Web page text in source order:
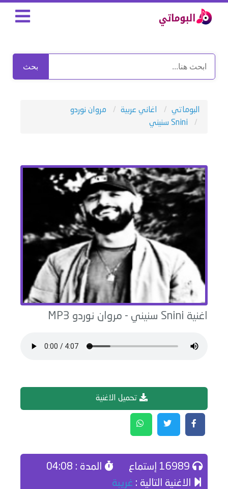
بحث
البوماتي اغاني عربية
مروان نوردو
Snini سنيني
اغنية Snini سنيني - مروان نوردو
تحميل الاغنية
المدة : 04:08
الاغنية التالية : غريبة